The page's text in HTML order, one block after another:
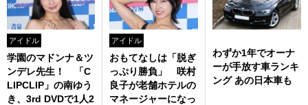
アイドル
学園のマドンナ＆ツ
ンデレ先生！ 「C
LIPCLIP」の南ゆう
き、3rd DVDで1人2
アイドル
おもてなしは「脱ぎ
っぷり勝負」 咲村
良子が老舗ホテルの
マネージャーになっ
わずか1年でオーナ
ーが手放す車ランキ
ング あの日本車も